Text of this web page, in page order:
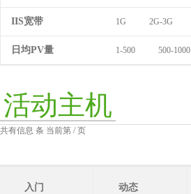
IIS宽带 1G 2G-3G
日均PV量 1-500 500-1000
活动主机
共有信息 条 当前第 / 页
入门 动态